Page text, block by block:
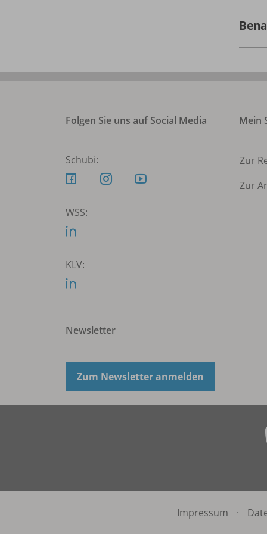
Folgen Sie uns auf Social Media
Schubi:
WSS:
KLV:
Newsletter
Zum Newsletter anmelden
Mein
Zur
Zur
Impressum ·